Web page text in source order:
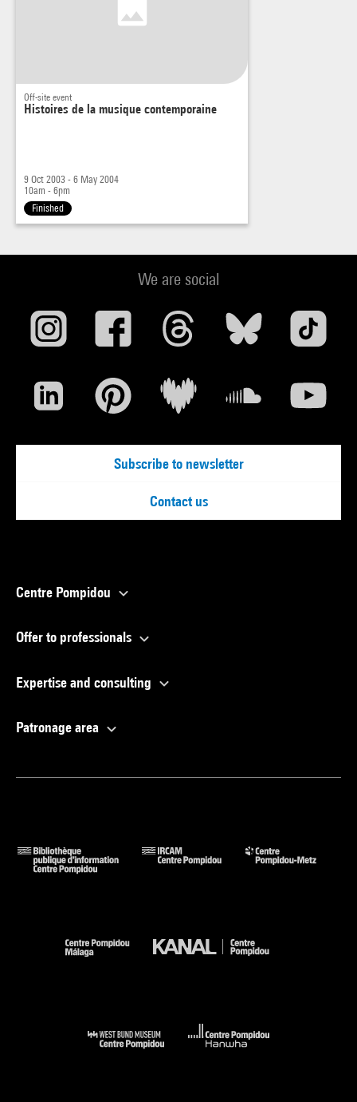
Off-site event
Histoires de la musique contemporaine
9 Oct 2003 - 6 May 2004
10am - 6pm
Finished
We are social
Subscribe to newsletter
Contact us
Centre Pompidou
Offer to professionals
Expertise and consulting
Patronage area